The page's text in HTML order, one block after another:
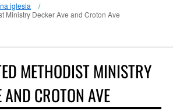
iglesia
Ministry Decker Ave and Croton Ave
METHODIST MINISTRY
AND CROTON AVE